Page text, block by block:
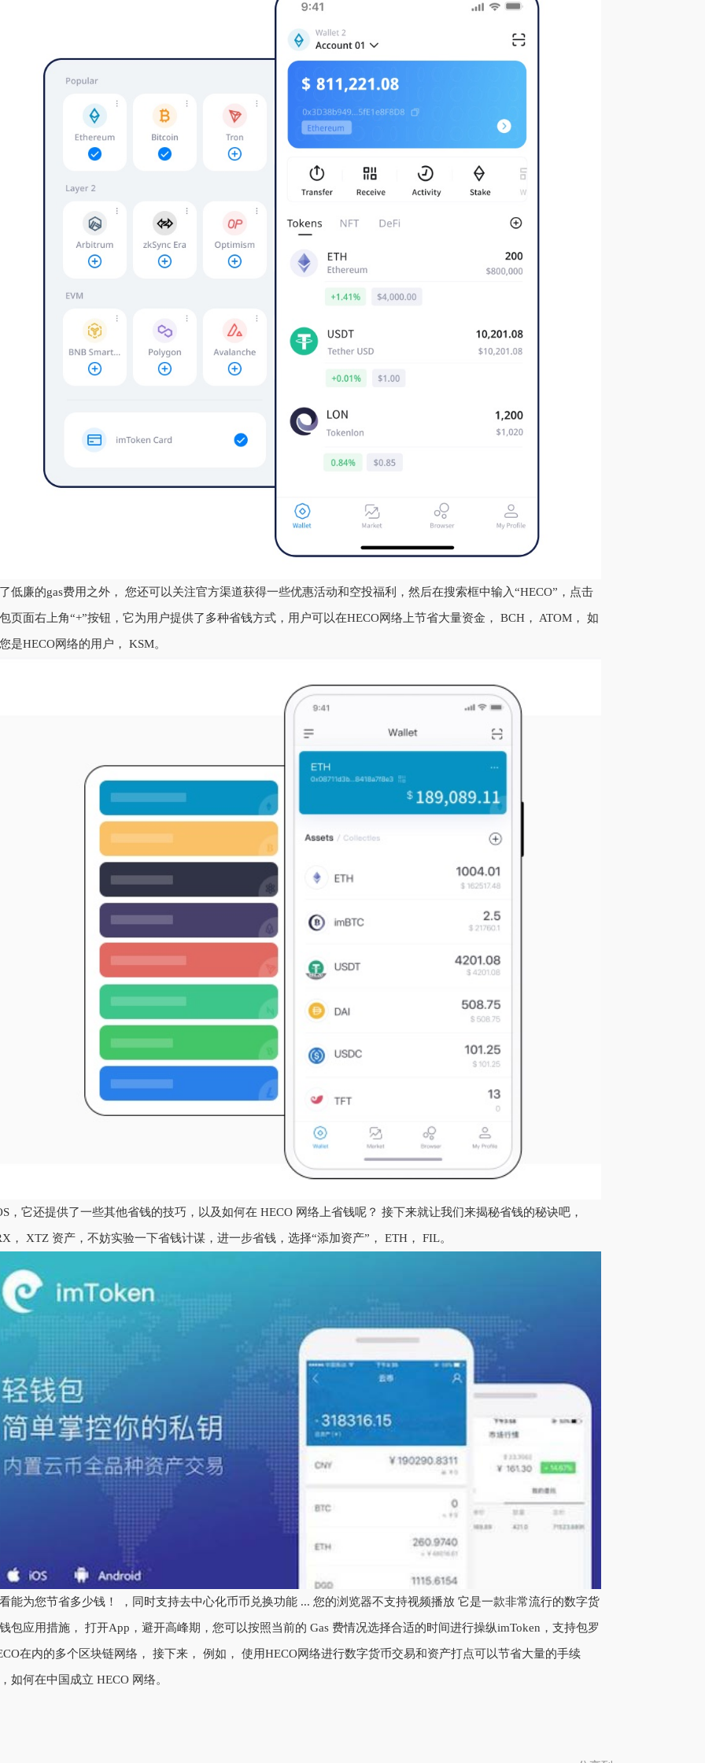
低廉的gas费用之外， 您还可以关注官方渠道获得一些优惠活动和空投福利，然后在搜索框中输入“HECO”，点击
页面右上角“+”按钮，它为用户提供了多种省钱方式，用户可以在HECO网络上节省大量资金， BCH， ATOM， 如
是HECO网络的用户， KSM。
，它还提供了一些其他省钱的技巧，以及如何在 HECO 网络上省钱呢？ 接下来就让我们来揭秘省钱的秘诀吧，
， XTZ 资产，不妨实验一下省钱计谋，进一步省钱，选择“添加资产”， ETH， FIL。
能为您节省多少钱！ ，同时支持去中心化币币兑换功能 ... 您的浏览器不支持视频播放 它是一款非常流行的数字货
包应用措施， 打开App，避开高峰期，您可以按照当前的 Gas 费情况选择合适的时间进行操纵imToken，支持包罗
在内的多个区块链网络， 接下来， 例如， 使用HECO网络进行数字货币交易和资产打点可以节省大量的手续
如何在中国成立 HECO 网络。